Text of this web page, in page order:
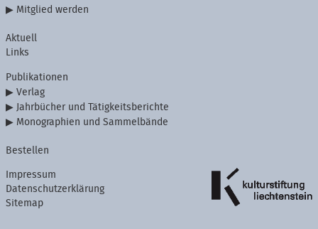
Mitglied werden
Aktuell
Links
Publikationen
Verlag
Jahrbücher und Tätigkeitsberichte
Monographien und Sammelbände
Bestellen
Impressum
Datenschutzerklärung
Sitemap